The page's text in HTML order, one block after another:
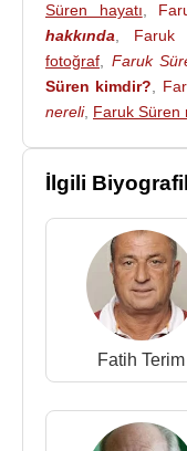
Süren hayatı
hakkında
Faruk
fotoğraf
Faruk
Süren kimdir?
nereli, Faruk Süren
İlgili
Fatih Terim